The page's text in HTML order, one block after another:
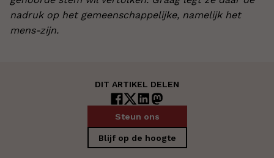
nadruk op het gemeenschappelijke, namelijk het
mens-zijn.
DIT ARTIKEL DELEN
Steun ons
Blijf op de hoogte